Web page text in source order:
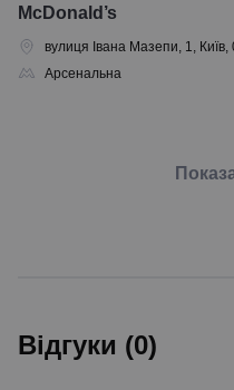
McDonald’s
вулиця Івана Мазепи, 1, Київ,
Арсенальна
Відгуки (0)